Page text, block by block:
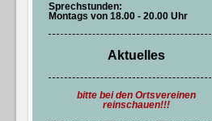
Sprechstunden:
Montags von 18.00 - 20.00 Uhr
Aktuelles
bitte bei den Ortsvereinen
reinschauen!!!